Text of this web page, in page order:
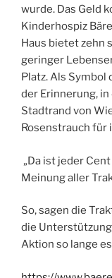
wurde. Das Geld
Kinderhospiz
Haus bietet zehn
geringer
Platz. Als Symbol
der Erinnerung, in
Stadtrand von
Rosenstrauch für
„Da ist jeder
Meinung aller
So, sagen die
die
Aktion so lange